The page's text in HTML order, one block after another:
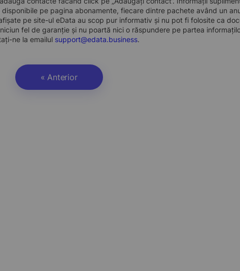
pe pagina abonamente, fiecare dintre pachete având un
pe site-ul eData au scop pur informativ și nu pot fi folosite ca
fel de garanție și nu poartă nici o răspundere pe partea
ne la emailul support@edata.business.
« Anterior